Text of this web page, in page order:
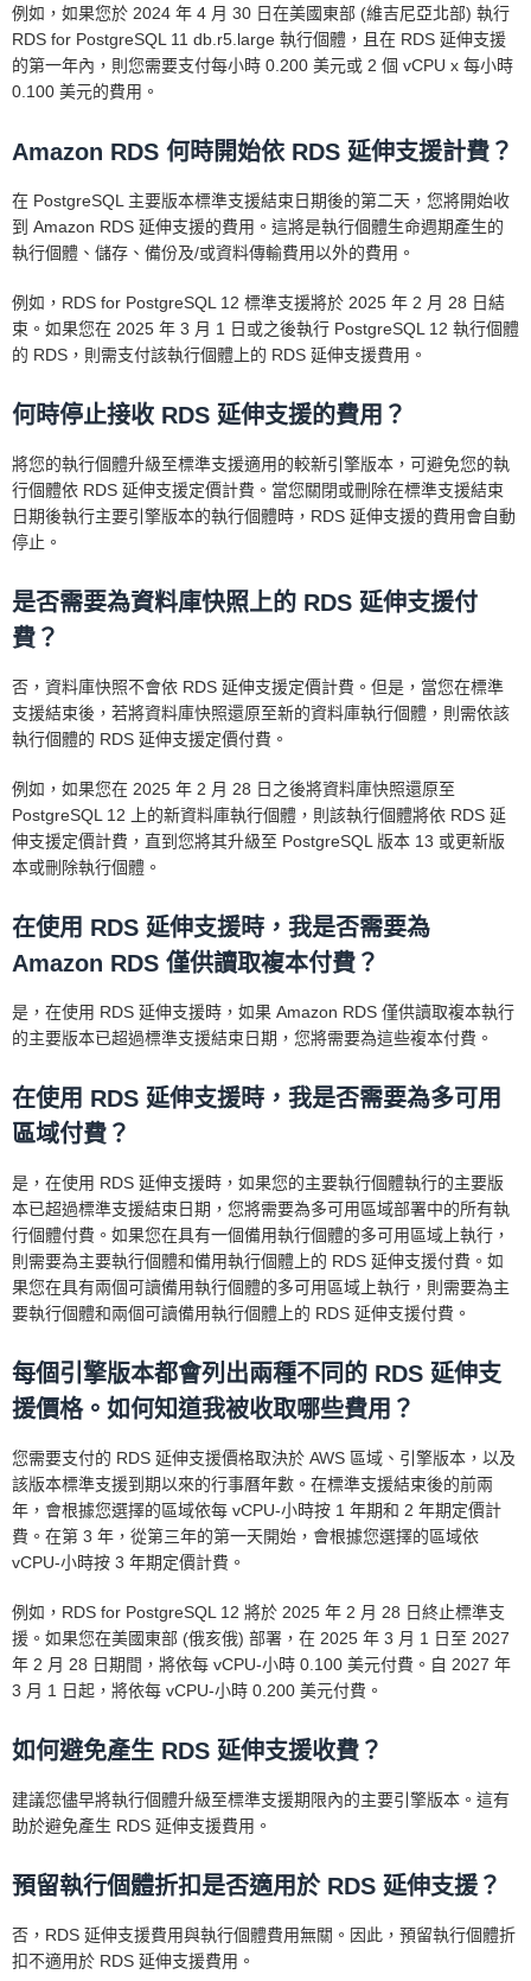
例如，如果您於 2024 年 4 月 30 日在美國東部 (維吉尼亞北部) 執行
RDS for PostgreSQL 11 db.r5.large 執行個體，且在 RDS 延伸支援
的第一年內，則您需要支付每小時 0.200 美元或 2 個 vCPU x 每小時
0.100 美元的費用。
Amazon RDS 何時開始依 RDS 延伸支援計費？
在 PostgreSQL 主要版本標準支援結束日期後的第二天，您將開始收
到 Amazon RDS 延伸支援的費用。這將是執行個體生命週期產生的
執行個體、儲存、備份及/或資料傳輸費用以外的費用。
例如，RDS for PostgreSQL 12 標準支援將於 2025 年 2 月 28 日結
束。如果您在 2025 年 3 月 1 日或之後執行 PostgreSQL 12 執行個體
的 RDS，則需支付該執行個體上的 RDS 延伸支援費用。
何時停止接收 RDS 延伸支援的費用？
將您的執行個體升級至標準支援適用的較新引擎版本，可避免您的執
行個體依 RDS 延伸支援定價計費。當您關閉或刪除在標準支援結束
日期後執行主要引擎版本的執行個體時，RDS 延伸支援的費用會自動
停止。
是否需要為資料庫快照上的 RDS 延伸支援付
費？
否，資料庫快照不會依 RDS 延伸支援定價計費。但是，當您在標準
支援結束後，若將資料庫快照還原至新的資料庫執行個體，則需依該
執行個體的 RDS 延伸支援定價付費。
例如，如果您在 2025 年 2 月 28 日之後將資料庫快照還原至
PostgreSQL 12 上的新資料庫執行個體，則該執行個體將依 RDS 延
伸支援定價計費，直到您將其升級至 PostgreSQL 版本 13 或更新版
本或刪除執行個體。
在使用 RDS 延伸支援時，我是否需要為
Amazon RDS 僅供讀取複本付費？
是，在使用 RDS 延伸支援時，如果 Amazon RDS 僅供讀取複本執行
的主要版本已超過標準支援結束日期，您將需要為這些複本付費。
在使用 RDS 延伸支援時，我是否需要為多可用
區域付費？
是，在使用 RDS 延伸支援時，如果您的主要執行個體執行的主要版
本已超過標準支援結束日期，您將需要為多可用區域部署中的所有執
行個體付費。如果您在具有一個備用執行個體的多可用區域上執行，
則需要為主要執行個體和備用執行個體上的 RDS 延伸支援付費。如
果您在具有兩個可讀備用執行個體的多可用區域上執行，則需要為主
要執行個體和兩個可讀備用執行個體上的 RDS 延伸支援付費。
每個引擎版本都會列出兩種不同的 RDS 延伸支
援價格。如何知道我被收取哪些費用？
您需要支付的 RDS 延伸支援價格取決於 AWS 區域、引擎版本，以及
該版本標準支援到期以來的行事曆年數。在標準支援結束後的前兩
年，會根據您選擇的區域依每 vCPU-小時按 1 年期和 2 年期定價計
費。在第 3 年，從第三年的第一天開始，會根據您選擇的區域依
vCPU-小時按 3 年期定價計費。
例如，RDS for PostgreSQL 12 將於 2025 年 2 月 28 日終止標準支
援。如果您在美國東部 (俄亥俄) 部署，在 2025 年 3 月 1 日至 2027
年 2 月 28 日期間，將依每 vCPU-小時 0.100 美元付費。自 2027 年
3 月 1 日起，將依每 vCPU-小時 0.200 美元付費。
如何避免產生 RDS 延伸支援收費？
建議您儘早將執行個體升級至標準支援期限內的主要引擎版本。這有
助於避免產生 RDS 延伸支援費用。
預留執行個體折扣是否適用於 RDS 延伸支援？
否，RDS 延伸支援費用與執行個體費用無關。因此，預留執行個體折
扣不適用於 RDS 延伸支援費用。